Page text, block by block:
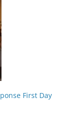
First Day